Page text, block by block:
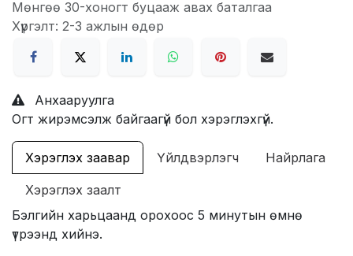
Мөнгөө 30-хоногт буцааж авах баталгаа
Хүргэлт: 2-3 ажлын өдөр
Анхааруулга
Огт жирэмсэлж байгаагүй бол хэрэглэхгүй.
Хэрэглэх заавар Үйлдвэрлэгч Найрлага
Хэрэглэх заалт
Бэлгийн харьцаанд орохоос 5 минутын өмнө
үтрээнд хийнэ.